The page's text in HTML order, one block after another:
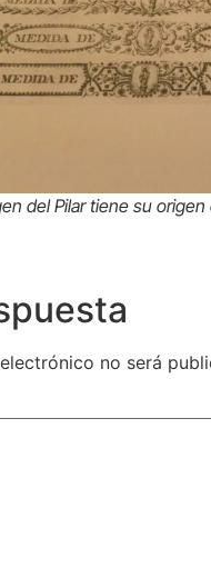
del Pilar tiene su origen
no será